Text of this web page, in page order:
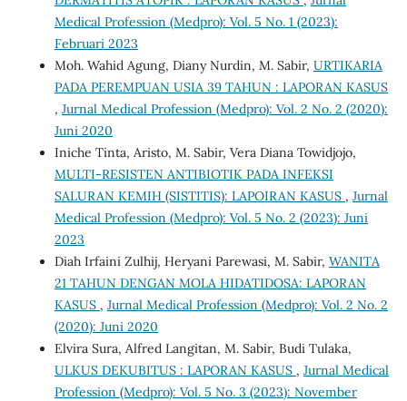
Medical Profession (Medpro): Vol. 5 No. 1 (2023):
Februari 2023
Moh. Wahid Agung, Diany Nurdin, M. Sabir, URTIKARIA
PADA PEREMPUAN USIA 39 TAHUN : LAPORAN KASUS
, Jurnal Medical Profession (Medpro): Vol. 2 No. 2 (2020):
Juni 2020
Iniche Tinta, Aristo, M. Sabir, Vera Diana Towidjojo,
MULTI-RESISTEN ANTIBIOTIK PADA INFEKSI
SALURAN KEMIH (SISTITIS): LAPOIRAN KASUS , Jurnal
Medical Profession (Medpro): Vol. 5 No. 2 (2023): Juni
2023
Diah Irfaini Zulhij, Heryani Parewasi, M. Sabir, WANITA
21 TAHUN DENGAN MOLA HIDATIDOSA: LAPORAN
KASUS , Jurnal Medical Profession (Medpro): Vol. 2 No. 2
(2020): Juni 2020
Elvira Sura, Alfred Langitan, M. Sabir, Budi Tulaka,
ULKUS DEKUBITUS : LAPORAN KASUS , Jurnal Medical
Profession (Medpro): Vol. 5 No. 3 (2023): November